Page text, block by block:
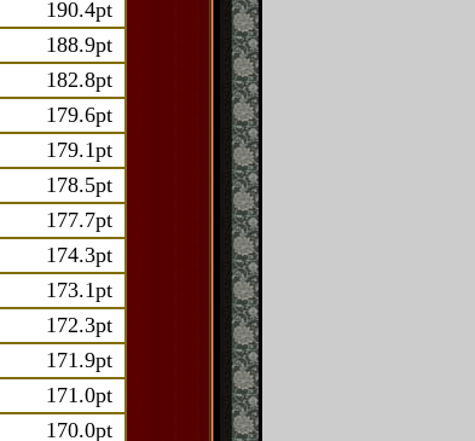
190.4pt
188.9pt
182.8pt
179.6pt
179.1pt
178.5pt
177.7pt
174.3pt
173.1pt
172.3pt
171.9pt
171.0pt
170.0pt